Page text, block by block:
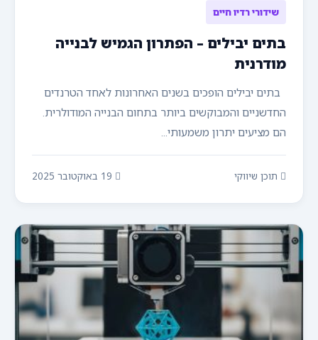
שידורי רדיו חיים
בתים יבילים – הפתרון הגמיש לבנייה
מודרנית
בתים יבילים הופכים בשנים האחרונות לאחד הטרנדים
החדשניים והמבוקשים ביותר בתחום הבנייה המודולרית.
הם מציעים יתרון משמעותי...
תוכן שיווקי 19 באוקטובר 2025